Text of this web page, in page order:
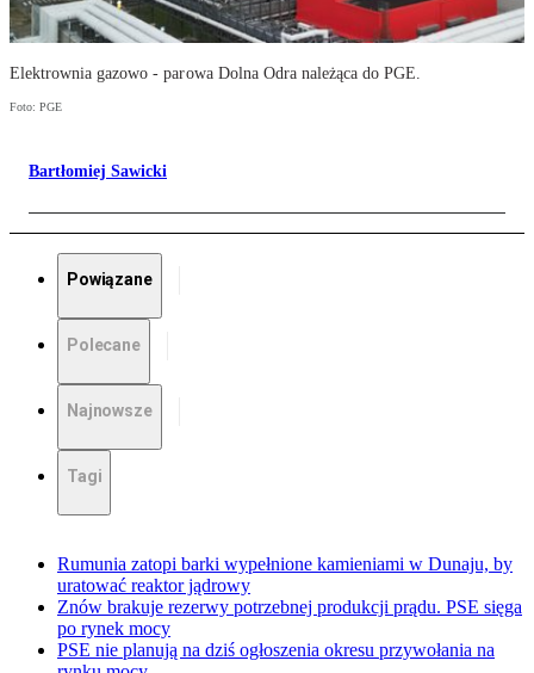
Elektrownia gazowo - parowa Dolna Odra należąca do PGE.
Foto: PGE
Bartłomiej Sawicki
Powiązane
Polecane
Najnowsze
Tagi
Rumunia zatopi barki wypełnione kamieniami w Dunaju, by
uratować reaktor jądrowy
Znów brakuje rezerwy potrzebnej produkcji prądu. PSE sięga
po rynek mocy
PSE nie planują na dziś ogłoszenia okresu przywołania na